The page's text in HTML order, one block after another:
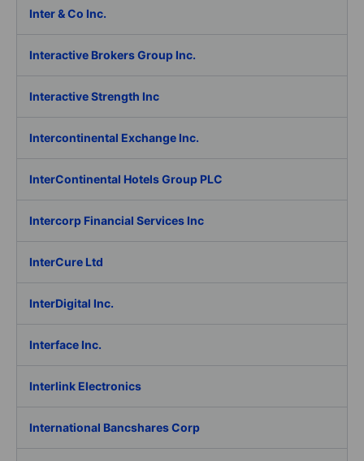
Inter & Co Inc.
Interactive Brokers Group Inc.
Interactive Strength Inc
Intercontinental Exchange Inc.
InterContinental Hotels Group PLC
Intercorp Financial Services Inc
InterCure Ltd
InterDigital Inc.
Interface Inc.
Interlink Electronics
International Bancshares Corp